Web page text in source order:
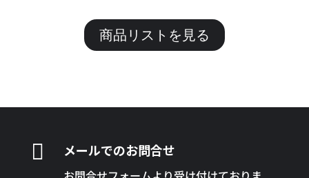
商品リストを見る
 メールでのお問合せ